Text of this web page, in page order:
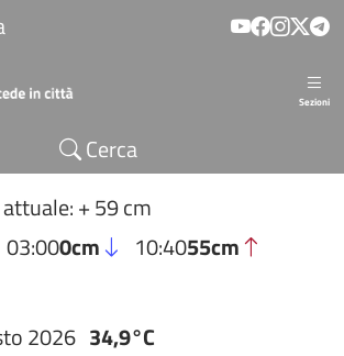
principale
Sezioni
Cerca
+ 59 cm
03:000cm 10:4055cm
2026 34,9°C